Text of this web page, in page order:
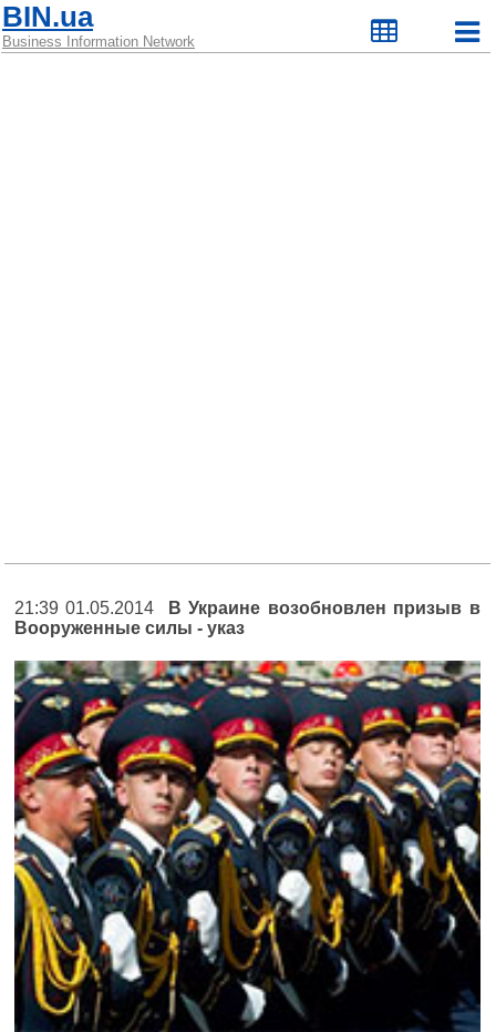
BIN.ua
Business Information Network
21:39 01.05.2014
В Украине возобновлен призыв в
Вооруженные силы - указ